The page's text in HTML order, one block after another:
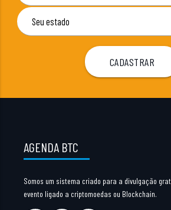
AGENDA BTC
Somos um sistema criado para a divulgação
evento ligado a criptomoedas ou Blockchain.